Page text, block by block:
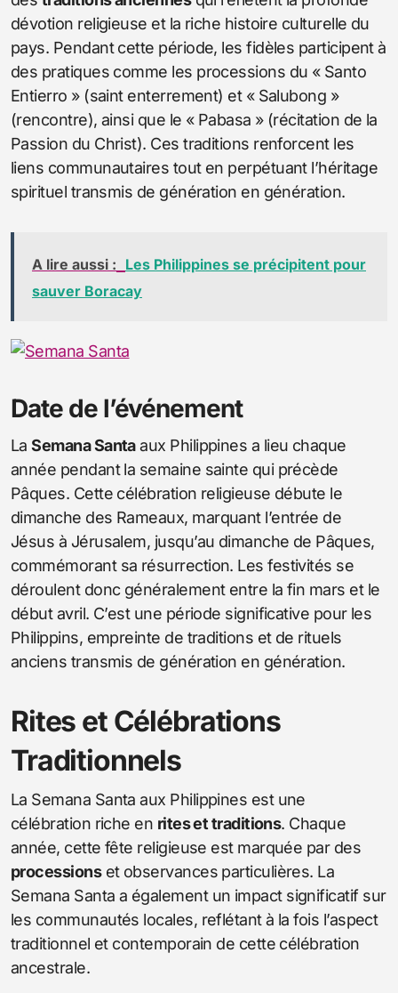
dévotion religieuse et la riche histoire culturelle du
pays. Pendant cette période, les fidèles participent à
des pratiques comme les processions du « Santo
Entierro » (saint enterrement) et « Salubong »
(rencontre), ainsi que le « Pabasa » (récitation de la
Passion du Christ). Ces traditions renforcent les
liens communautaires tout en perpétuant l’héritage
spirituel transmis de génération en génération.
A lire aussi : Les Philippines se précipitent pour
sauver Boracay
Date de l’événement
LaSemana Santaaux Philippines a lieu chaque
année pendant la semaine sainte qui précède
Pâques. Cette célébration religieuse débute le
dimanche des Rameaux, marquant l’entrée de
Jésus à Jérusalem, jusqu’au dimanche de Pâques,
commémorant sa résurrection. Les festivités se
déroulent donc généralement entre la fin mars et le
début avril. C’est une période significative pour les
Philippins, empreinte de traditions et de rituels
anciens transmis de génération en génération.
Rites et Célébrations
Traditionnels
La Semana Santa aux Philippines est une
célébration riche en rites et traditions. Chaque
année, cette fête religieuse est marquée par des
processionset observances particulières. La
Semana Santa a également un impact significatif sur
les communautés locales, reflétant à la fois l’aspect
traditionnel et contemporain de cette célébration
ancestrale.